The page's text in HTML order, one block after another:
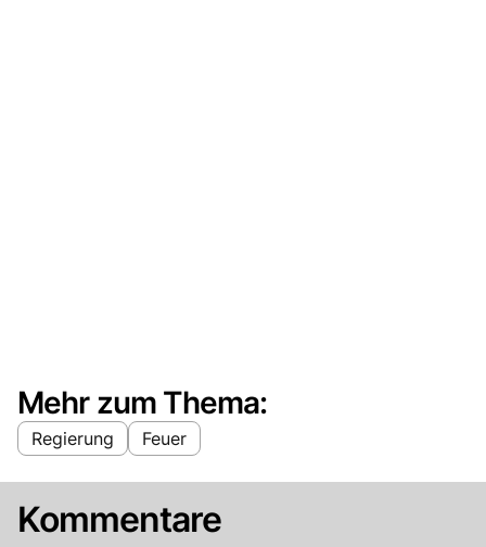
Mehr zum Thema:
Regierung Feuer
Kommentare